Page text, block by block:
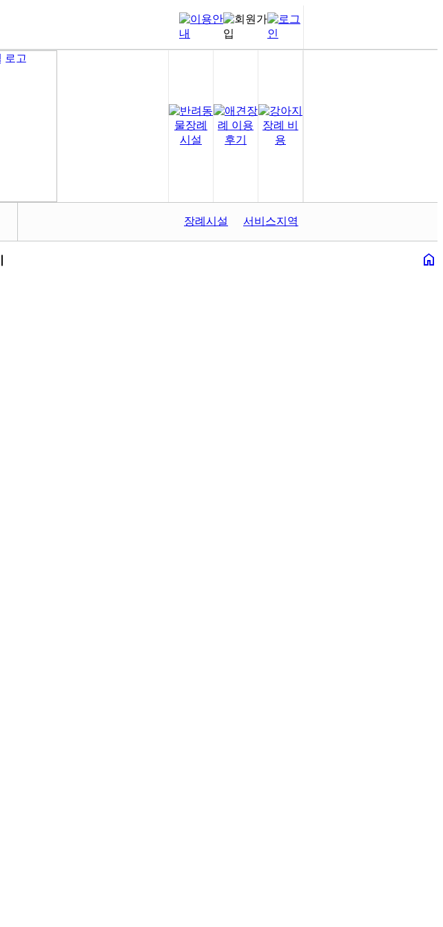
장례시설 서비스지역
home